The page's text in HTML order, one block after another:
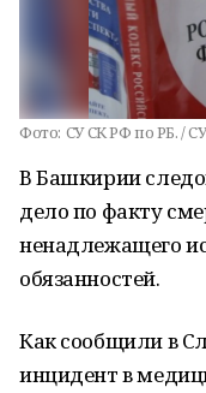
Фото: СУ СК РФ по РБ. /
В Башкирии
дело по факту
ненадлежащего
обязанностей.
Как сообщили в
инцидент в